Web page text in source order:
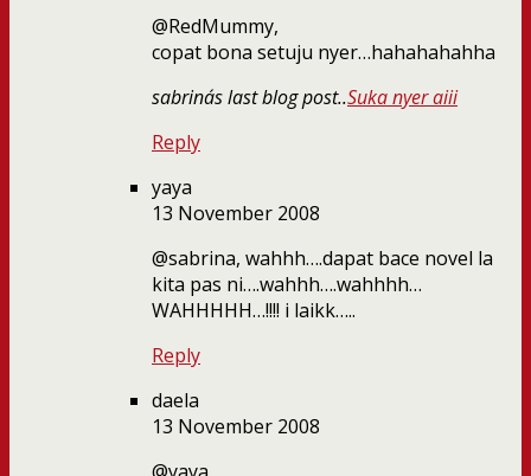
@RedMummy,
copat bona setuju nyer…hahahahahha
sabrina´s last blog post..Suka nyer aiii
Reply
yaya
13 November 2008
@sabrina, wahhh….dapat bace novel la
kita pas ni….wahhh….wahhhh…
WAHHHHH…!!!! i laikk…..
Reply
daela
13 November 2008